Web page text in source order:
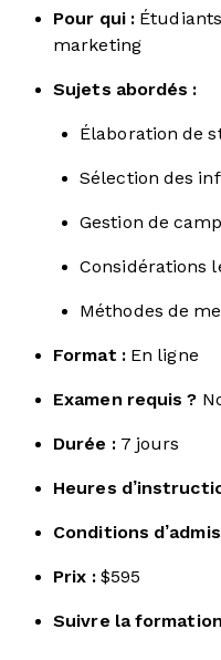
Pour qui :
marketing
Sujets abordés :
Élaboration de
Sélection des
Gestion de
Considérations
Méthodes de
Format : En ligne
Examen requis ?
Durée : 7 jours
Heures
Conditions
Prix : $595
Suivre la